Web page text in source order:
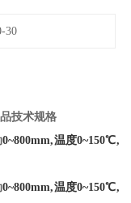
30
技术规格
0~800mm,温度0~150℃,
0~800mm,温度0~150℃,